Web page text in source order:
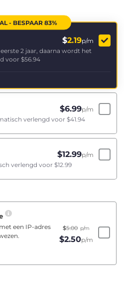
- BESPAAR 83%
$2.19p/m
2 jaar, daarna wordt het
voor $56.94
$6.99p/m
verlengd voor $41.94
$12.99p/m
verlengd voor $12.99
een IP-adres
$5.00 p/m
$2.50p/m